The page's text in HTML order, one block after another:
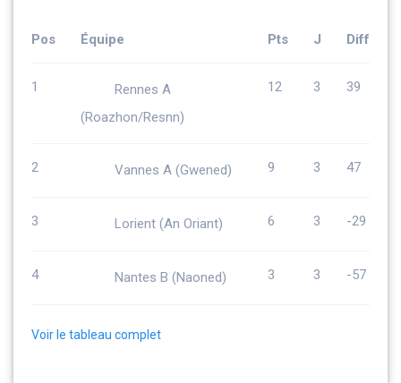
Pos Équipe Pts J Diff
1
Rennes A
(Roazhon/Resnn)
12 3 39
2 Vannes A (Gwened) 9 3 47
3 Lorient (An Oriant) 6 3 -29
4 Nantes B (Naoned) 3 3 -57
Voir le tableau complet